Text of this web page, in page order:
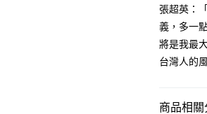
每筆
宅配
每筆
張超英：
義，多一
將是我最
台灣人的
商品相關